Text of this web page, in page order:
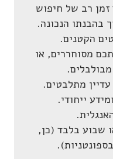
רב של חיפוש
בהבנתו הנכונה.
הקטנים.
מסוחררים, או
מתלבטים.
ייחודי.
שבוע בלבד (כן,